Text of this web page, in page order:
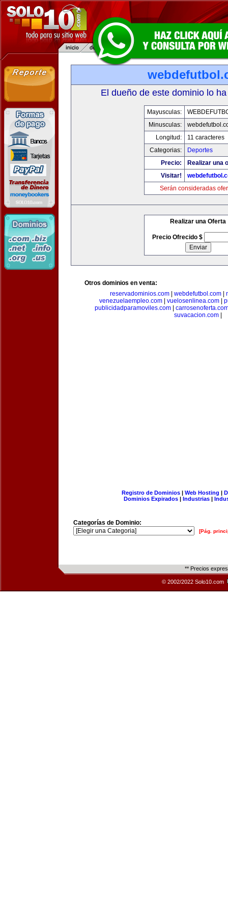
El dueño de este dominio lo
Mayusculas:
Minusculas:
Longitud:
11 caracteres
Categorias:
Deportes
Precio:
Realizar una
Visitar!
Serán consideradas
Realizar una Oferta
Precio Ofrecido $
Otros dominios en venta:
reservadominios.com
webdefutbol.com
venezuelaempleo.com
vuelosenlinea.com
publicidadparamoviles.com
suvacacion.com
Registro de Dominios| Web Hosting |
Dominios Expirados | Industrias |
Categorías de Dominio:
[Pág.
** Precios
© 2002/2022 Solo10.com